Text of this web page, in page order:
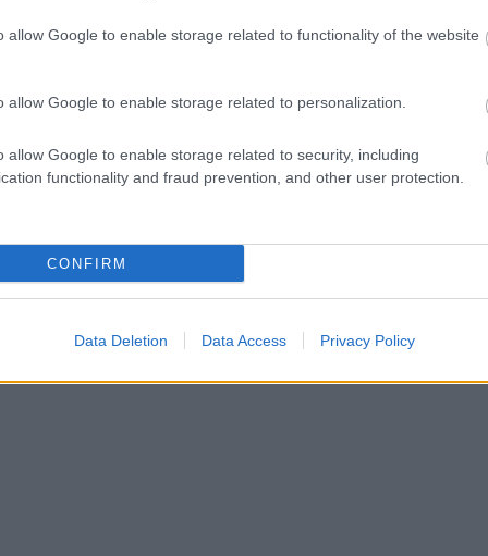
allow Google to enable storage related to functionality of the website
allow Google to enable storage related to personalization.
allow Google to enable storage related to security, including
functionality and fraud prevention, and other user protection.
CONFIRM
Data Deletion Data Access Privacy Policy
σου πρέπει να συνδεθείς στο my gazzetta!